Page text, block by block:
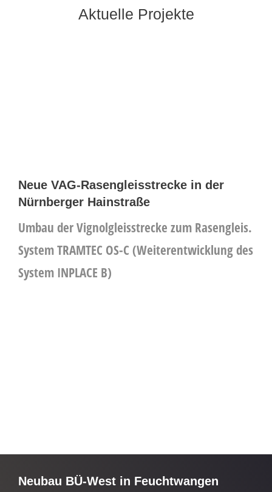
Aktuelle Projekte
Neue VAG-Rasengleisstrecke in der
Nürnberger Hainstraße
Umbau der Vignolgleisstrecke zum Rasengleis.
System TRAMTEC OS-C (Weiterentwicklung des
System INPLACE B)
Neubau BÜ-West in Feuchtwangen